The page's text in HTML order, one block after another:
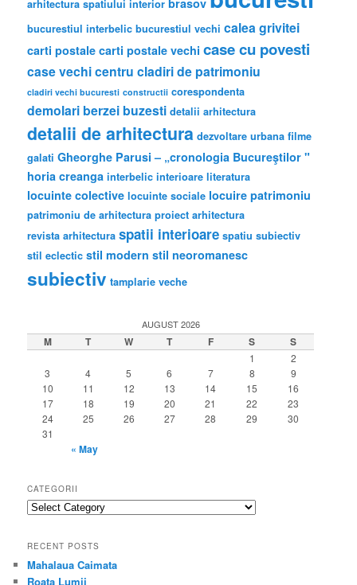
arhitectura spatiului interior brasov
bucurestiul interbelic bucurestiul vechi calea grivitei
carti postale carti postale vechi case cu povesti
case vechicentru cladiri de patrimoniu
cladiri vechi bucuresti constructii corespondenta
demolari berzei buzesti detalii arhitectura
detalii de arhitectura dezvoltare urbana filme
galati Gheorghe Parusi – „cronologia Bucureştilor "
horia creanga interbelic interioare literatura
locuinte colective locuinte sociale locuire patrimoniu
patrimoniu de arhitectura proiect arhitectura
revista arhitectura spatii interioare spatiu subiectiv
stil eclectic stil modern stil neoromanesc
subiectiv tamplarie veche
AUGUST 2026
M T W T F S S
1
2
3
4 5 6 7 8
9
10
11 12 13 14 15
16
17
18 19 20 21 22
23
24
25 26 27 28 29
30
31
« May
CATEGORII
categorii
RECENT POSTS
Mahalaua Caimata
Roata Lumii